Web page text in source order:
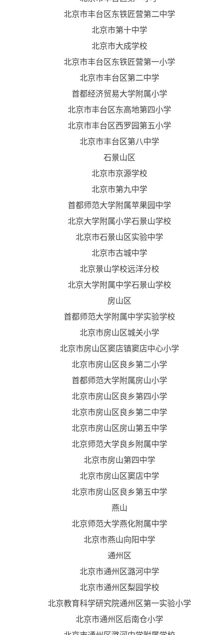
北京市丰台区东铁匠营第二中学
北京市第十中学
北京市大成学校
北京市丰台区东铁匠营第一小学
北京市丰台区第二中学
首都经济贸易大学附属小学
北京市丰台区东高地第四小学
北京市丰台区西罗园第五小学
北京市丰台区第八中学
石景山区
北京市京源学校
北京市第九中学
首都师范大学附属苹果园中学
北京大学附属小学石景山学校
北京市石景山区实验中学
北京市古城中学
北京景山学校远洋分校
北京大学附属中学石景山学校
房山区
首都师范大学附属中学实验学校
北京市房山区城关小学
北京市房山区窦店镇窦店中心小学
北京市房山区良乡第二小学
首都师范大学附属房山小学
北京市房山区良乡第四小学
北京市房山区良乡第二中学
北京市房山区房山第五中学
北京师范大学良乡附属中学
北京市房山第四中学
北京市房山区窦店中学
北京市房山区良乡第五中学
燕山
北京师范大学燕化附属中学
北京市燕山向阳中学
通州区
北京市通州区潞河中学
北京市通州区梨园学校
北京教育科学研究院通州区第一实验小学
北京市通州区后南仓小学